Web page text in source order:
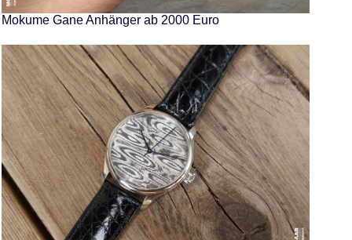
Mokume Gane Anhänger ab 2000 Euro